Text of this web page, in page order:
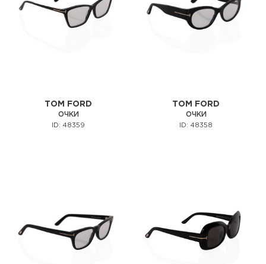
TOM FORD
ОЧКИ
ID: 48359
TOM FORD
ОЧКИ
ID: 48358